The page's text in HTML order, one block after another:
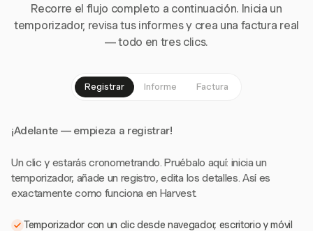
Recorre el flujo completo a continuación. Inicia un
temporizador, revisa tus informes y crea una factura real
— todo en tres clics.
Registrar Informe Factura
¡Adelante — empieza a registrar!
Un clic y estarás cronometrando. Pruébalo aquí: inicia un
temporizador, añade un registro, edita los detalles. Así es
exactamente como funciona en Harvest.
Temporizador con un clic desde navegador, escritorio y móvil